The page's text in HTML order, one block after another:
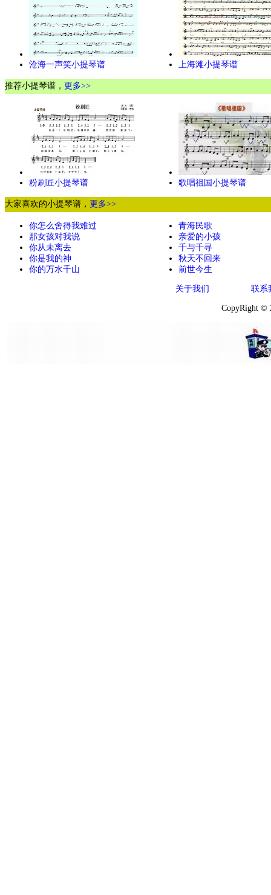
沧海一声笑小提琴谱 上海滩小提琴谱
推荐小提琴谱， 更多>>
粉刷匠小提琴谱 歌唱祖国小提琴谱
大家喜欢的小提琴谱， 更多>>
你怎么舍得我难过
那女孩对我说
你从未离去
你是我的神
你的万水千山
青海民歌
亲爱的小孩
千与千寻
秋天不回来
前世今生
关于我们 联系
CopyRight ©